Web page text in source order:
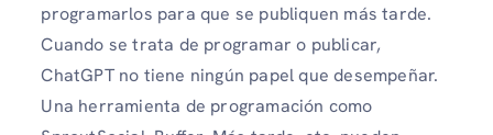
programarlos para que se publiquen más tarde.
Cuando se trata de programar o publicar,
ChatGPT no tiene ningún papel que desempeñar.
Una herramienta de programación como